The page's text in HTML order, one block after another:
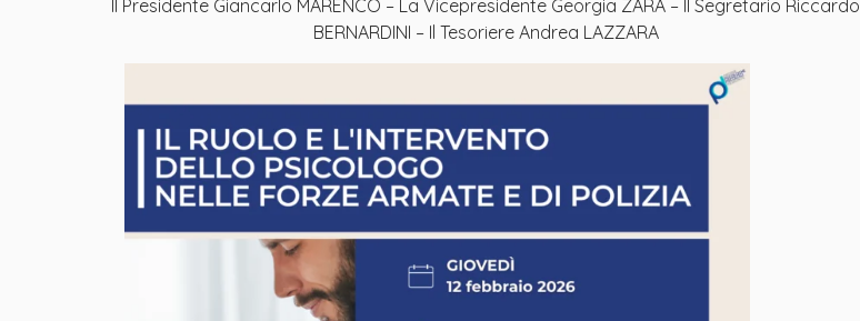
Il Presidente Giancarlo MARENCO – La Vicepresidente Georgia ZARA – Il Segretario Riccardo
BERNARDINI – Il Tesoriere Andrea LAZZARA